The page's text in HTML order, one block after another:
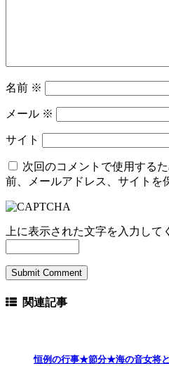
名前 ※
メール ※
サイト
次回のコメントで使用する
前、メールアドレス、サイトを
上に表示された文字を入力して
関連記事
恒例の行事★節分★海の音女将と